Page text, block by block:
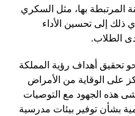
المرتبطة بها، مثل السكري
ذلك إلى تحسين الأداء
الطلاب.
تحقيق أهداف رؤية المملكة
على الوقاية من الأمراض
هذه الجهود مع التوصيات
بشأن توفير بيئات مدرسية